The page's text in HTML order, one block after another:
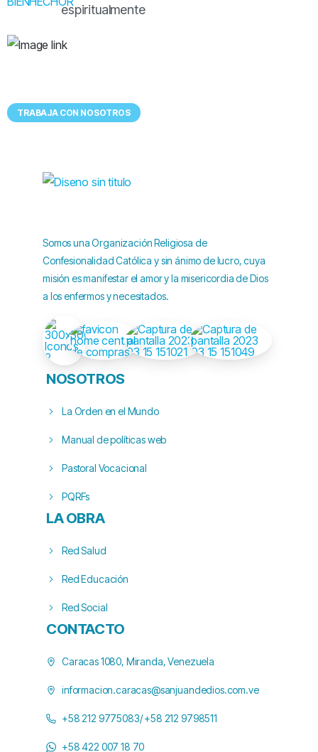
espiritualmente
TRABAJA CON NOSOTROS
Somos una Organización Religiosa de
Confesionalidad Católica y sin ánimo de lucro, cuya
misión es manifestar el amor y la misericordia de Dios
a los enfermos y necesitados.
NOSOTROS
La Orden en el Mundo
Manual de políticas web
Pastoral Vocacional
PQRFs
LA OBRA
Red Salud
Red Educación
Red Social
CONTACTO
Caracas 1080, Miranda, Venezuela
informacion.caracas@sanjuandedios.com.ve
+58 212 9775083/ +58 212 9798511
+58 422 007 18 70